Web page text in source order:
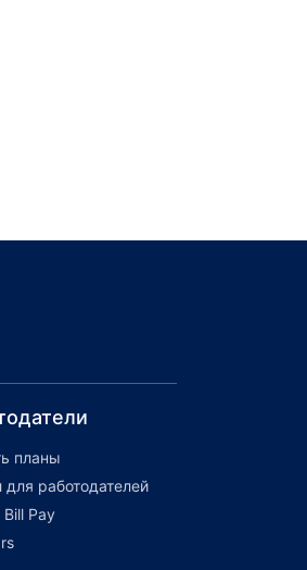
планы
для работодателей
Bill Pay